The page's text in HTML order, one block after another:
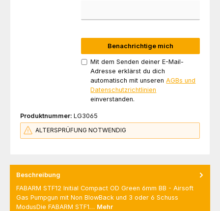
Benachrichtige mich
Mit dem Senden deiner E-Mail-
Adresse erklärst du dich
automatisch mit unserenAGBs und
Datenschutzrichtlinien
einverstanden.
Produktnummer: LG3065
ALTERSPRÜFUNG NOTWENDIG
Beschreibung
FABARM STF12 Initial Compact OD Green 6mm BB - Airsoft
Gas Pumpgun mit Non BlowBack und 3 oder 6 Schuss
ModusDie FABARM STF1… Mehr